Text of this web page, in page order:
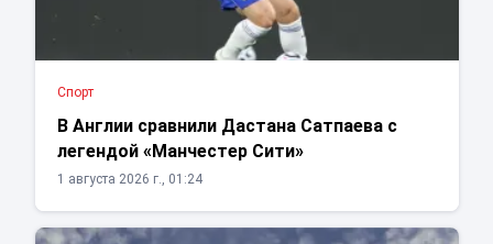
Спорт
В Англии сравнили Дастана Сатпаева с
легендой «Манчестер Сити»
1 августа 2026 г., 01:24